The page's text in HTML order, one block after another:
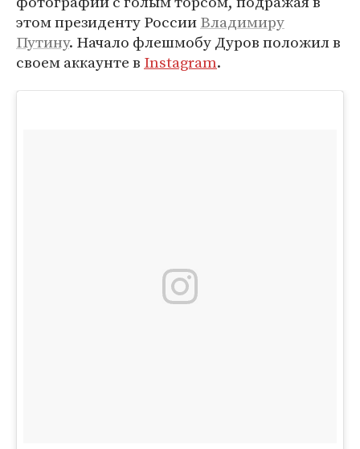
этом президенту РоссииВладимиру
Путину. Начало флешмобу Дуров положил в
своем аккаунте в Instagram.